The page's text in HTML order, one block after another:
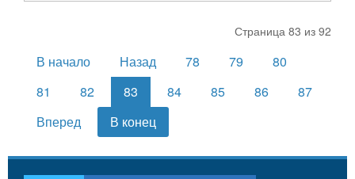
Страница 83 из 92
В начало Назад 78 79
80
81
82 83 84 85 86
87
Вперед
В конец